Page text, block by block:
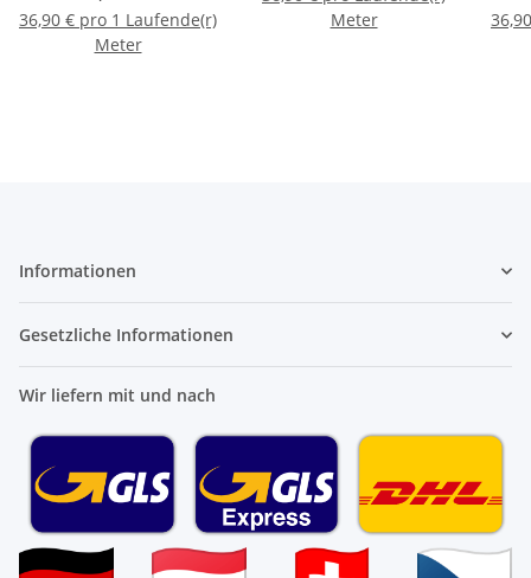
36,90 € pro 1 Laufende(r)
Meter
Meter
Informationen
Gesetzliche Informationen
Wir liefern mit und nach